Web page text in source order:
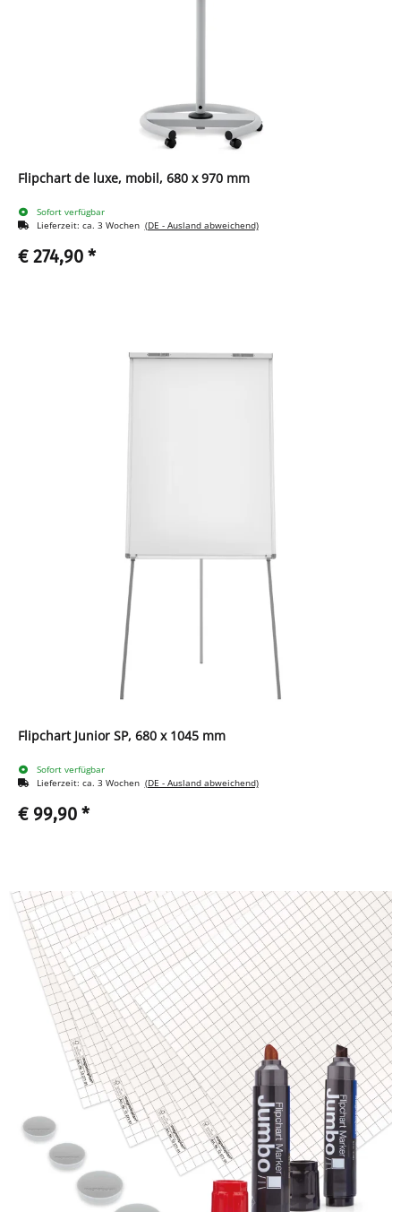
Flipchart de luxe, mobil, 680 x 970 mm
Sofort verfügbar
Lieferzeit: ca. 3 Wochen (DE - Ausland abweichend)
€ 274,90 *
Flipchart Junior SP, 680 x 1045 mm
Sofort verfügbar
Lieferzeit: ca. 3 Wochen (DE - Ausland abweichend)
€ 99,90 *